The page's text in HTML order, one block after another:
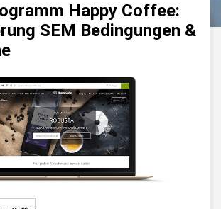
Happy Coffee:
SEM Bedingungen &